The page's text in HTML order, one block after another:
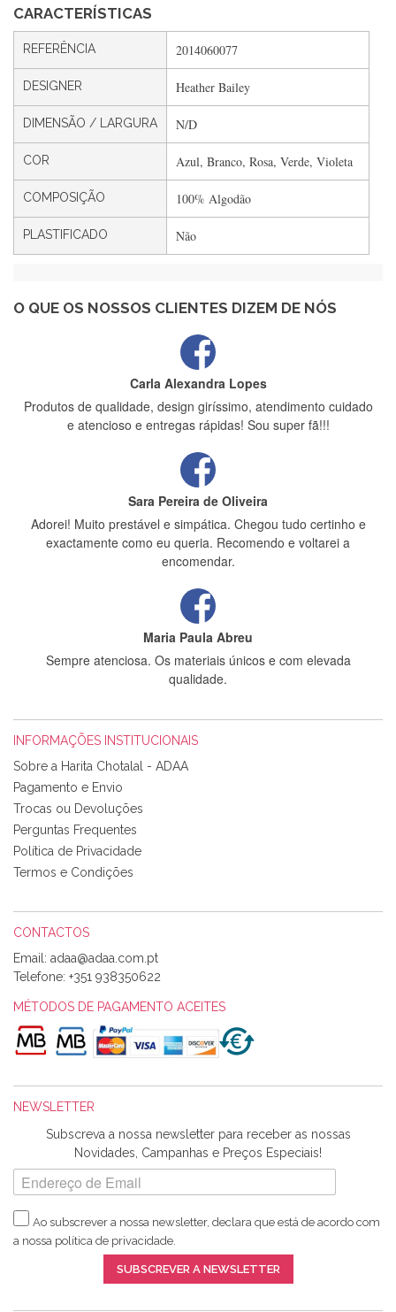
CARACTERÍSTICAS
REFERÊNCIA 2014060077
DESIGNER Heather Bailey
DIMENSÃO / LARGURA N/D
COR Azul, Branco, Rosa, Verde, Violeta
COMPOSIÇÃO 100% Algodão
PLASTIFICADO Não
O QUE OS NOSSOS CLIENTES DIZEM DE NÓS
Silvia André
Gostei ,Serviço bastante rápido. recomendo
Filipa Freire
Rápido, atendimento 5*. Hoje chegará a segunda encomenda
feita de muitas certamente❤️
estrelas
Carla Alexandra Lopes
Produtos de qualidade, design giríssimo, atendimento cuidado
e atencioso e entregas rápidas! Sou super fã!!!
Sara Pereira de Oliveira
Adorei! Muito prestável e simpática. Chegou tudo certinho e
exactamente como eu queria. Recomendo e voltarei a
encomendar.
Maria Paula Abreu
Sempre atenciosa. Os materiais únicos e com elevada
qualidade.
Tudo chegou em condições, pois os produtos vieram muito
bem acondicionados. Estou plenamente satisfeita com os
produtos adquiridos. Relativamente à bolsa, tem um tecido
com um padrão e cores muito bonitas e a execução está
perfeitíssima. Futuramente penso voltar a comprar na vossa
loja, têm excelentes artigos a um preço muito justo. A
Alexandra Morais
Olá boa Noite. Os meus tecidos chegaram hoje. Muito
obrigada pelo miminho que dá um jeitaço pras minhas linhas
de bordar e não sei o que pões nos tecidos, mas que cheiram
maravilhosamente ... cheiram! :) Muito Obrigada.
Harita a minha encomenda já chegou. :) Muito obrigada pela
rapidez no envio, pela qualidade dos materiais que me
enviaste e pela simpatia de sempre. :)
Catarina Amaro
5 estrelas. Gosto muito do serviço. A Harita Chotalal é muito
INFORMAÇÕES INSTITUCIONAIS
Sobre a Harita Chotalal - ADAA
Pagamento e Envio
Trocas ou Devoluções
Perguntas Frequentes
Política de Privacidade
Termos e Condições
CONTACTOS
Email:
Telefone: +351 938350622
MÉTODOS DE PAGAMENTO ACEITES
NEWSLETTER
Subscreva a nossa newsletter para receber as nossas
Novidades, Campanhas e Preços Especiais!
Ao subscrever a nossa newsletter, declara que está de acordo com
a nossa política de privacidade.
SUBSCREVER A NEWSLETTER